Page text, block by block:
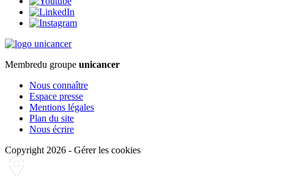
Membredu groupe unicancer
Nous connaître
Espace presse
Mentions légales
Plan du site
Nous écrire
Copyright 2026 - Gérer les cookies